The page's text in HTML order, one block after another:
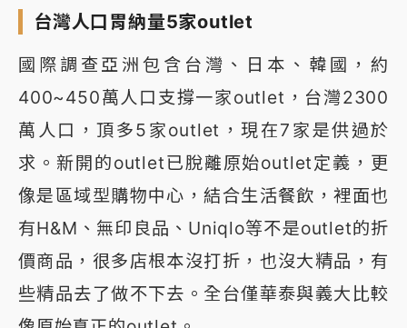
台灣人口胃納量5家outlet
國際調查亞洲包含台灣、日本、韓國，約
400~450萬人口支撐一家outlet，台灣2300
萬人口，頂多5家outlet，現在7家是供過於
求。新開的outlet已脫離原始outlet定義，更
像是區域型購物中心，結合生活餐飲，裡面也
有H&M、無印良品、Uniqlo等不是outlet的折
價商品，很多店根本沒打折，也沒大精品，有
些精品去了做不下去。全台僅華泰與義大比較